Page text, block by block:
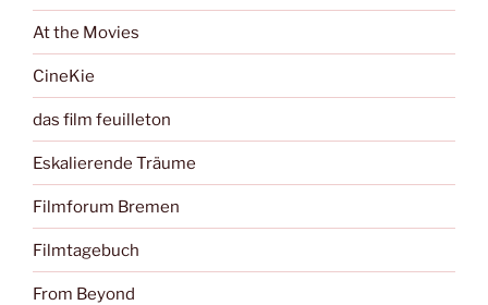
At the Movies
CineKie
das film feuilleton
Eskalierende Träume
Filmforum Bremen
Filmtagebuch
From Beyond